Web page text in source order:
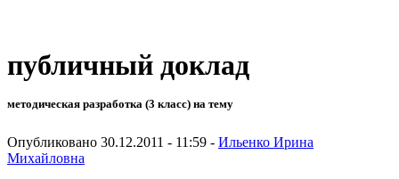
публичный доклад
методическая разработка (3 класс) на тему
Опубликовано 30.12.2011 - 11:59 - Ильенко Ирина
Михайловна